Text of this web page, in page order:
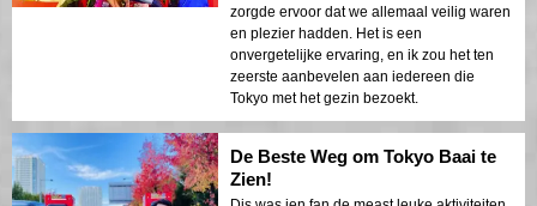
zorgde ervoor dat we allemaal veilig waren
en plezier hadden. Het is een
onvergetelijke ervaring, en ik zou het ten
zeerste aanbevelen aan iedereen die
Tokyo met het gezin bezoekt.
De Beste Weg om Tokyo Baai te
Zien!